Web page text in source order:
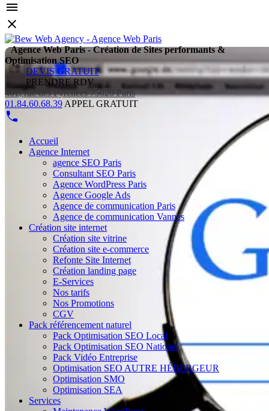
Agence Web Paris - Création de Sites performants &
Optimisation SEO
DEVIS GRATUIT
PRENDRE RDV
401, rue des Pyrénées 75020 Paris
01.84.60.68.39 APPEL GRATUIT
Accueil
Agence Internet
agence SEO Paris
Consultant SEO Paris
Agence WordPress Paris
Agence Google Ads
Agence de communication Paris
Agence de communication Vannes
Création site internet
Création site vitrine
Création site e-commerce
Refonte Site Internet
Création landing page
E-Services
Nos tarifs
Nos Promotions
CGV
Pack référencement naturel
Pack Optimisation SEO Local
Pack Optimisation SEO National
Pack Vidéo Entreprise
Optimisation SEO AUTRE HÉBERGEUR
Optimisation SMO
Optimisation SEA
Services